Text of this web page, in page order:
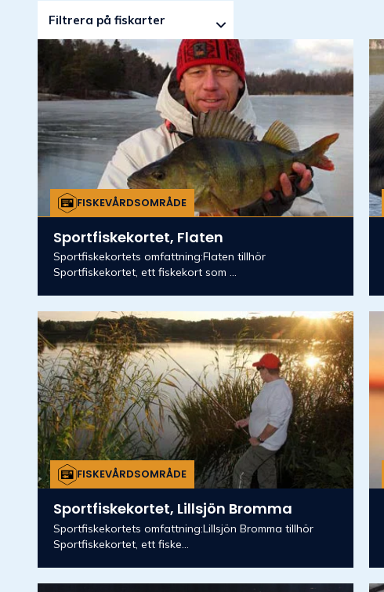
Filtrera på fiskarter
FISKEVÅRDSOMRÅDE
Sportfiskekortet, Flaten
Sportfiskekortets omfattning:Flaten tillhör
Sportfiskekortet, ett fiskekort som ...
FISKEVÅRDSOMRÅDE
Sportfiskekortet, Lillsjön Bromma
Sportfiskekortets omfattning:Lillsjön Bromma tillhör
Sportfiskekortet, ett fiske...